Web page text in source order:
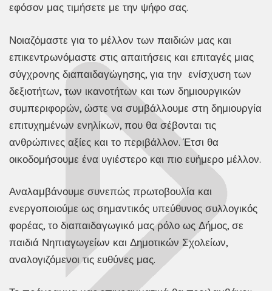
εφόσον μας τιμήσετε με την ψήφο σας.
Νοιαζόμαστε για το μέλλον των παιδιών μας και
επικεντρωνόμαστε στις απαιτήσεις και επιταγές μιας
σύγχρονης διαπαιδαγώγησης, για την ενίσχυση των
δεξιοτήτων, των ικανοτήτων και των δημιουργικών
συμπεριφορών, ώστε να συμβάλλουμε στη δημιουργία
επιτυχημένων ενηλίκων, που θα σέβονται τις
ανθρώπινες αξίες και το περιβάλλον. Έτσι θα
οικοδομήσουμε ένα υγιέστερο και πιο ευήμερο μέλλον.
Αναλαμβάνουμε συνεπώς πρωτοβουλία και
ενεργοποιούμε ως σημαντικός υπεύθυνος συλλογικός
φορέας, το διαπαιδαγωγικό μας ρόλο ως Δήμος, σε
παιδιά Νηπιαγωγείων και Δημοτικών Σχολείων,
αναλογιζόμενοι τις ευθύνες μας.